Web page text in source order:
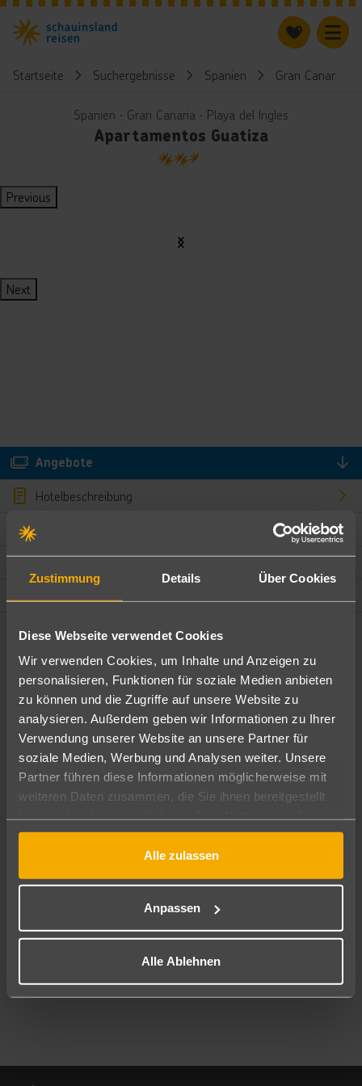
Zustimmung Details Über Cookies
Diese Webseite verwendet Cookies
Wir verwenden Cookies, um Inhalte und Anzeigen zu
personalisieren, Funktionen für soziale Medien anbieten
zu können und die Zugriffe auf unsere Website zu
analysieren. Außerdem geben wir Informationen zu Ihrer
Verwendung unserer Website an unsere Partner für
soziale Medien, Werbung und Analysen weiter. Unsere
Partner führen diese Informationen möglicherweise mit
weiteren Daten zusammen, die Sie ihnen bereitgestellt
gesammelt haben.
Alle zulassen
Anpassen
Alle Ablehnen
Startseite Suchergebnisse Spanien Gran Canaria
Spanien ∙ Gran Canaria ∙ Playa del Ingles
Apartamentos Guatiza
2.5
Previous
Next
Angebote
Hotelbeschreibung
Bewertungen
Ändere die Kriterien nach deinen Wünschen
Pauschal Nur Hotel
Abflughafen
Alle Abflughäfen
11.08.26–09.08.27 7-21 Nächte
Mehr Filter anzeigen